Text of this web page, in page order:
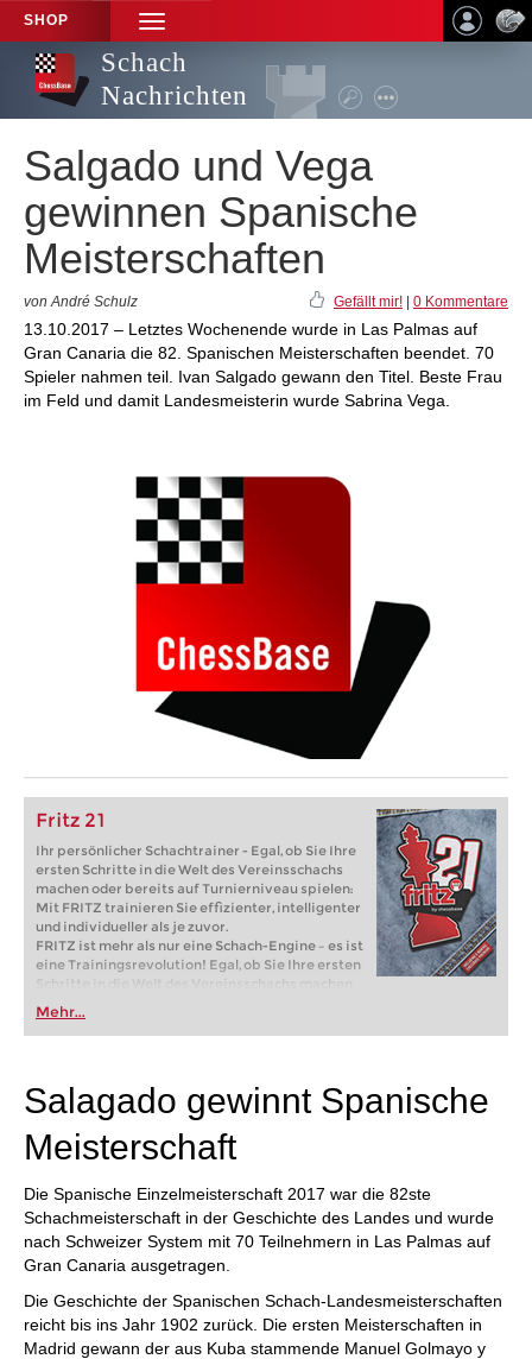
SHOP
TOGGLE
NAVIGATION
Schach
Nachrichten
Salgado und Vega
gewinnen Spanische
Meisterschaften
von André Schulz Gefällt mir! 0 Kommentare
13.10.2017 – Letztes Wochenende wurde in Las Palmas auf
Gran Canaria die 82. Spanischen Meisterschaften beendet. 70
Spieler nahmen teil. Ivan Salgado gewann den Titel. Beste Frau
im Feld und damit Landesmeisterin wurde Sabrina Vega.
Fritz 21
Ihr persönlicher Schachtrainer - Egal, ob Sie Ihre
ersten Schritte in die Welt des Vereinsschachs
machen oder bereits auf Turnierniveau spielen:
Mit FRITZ trainieren Sie effizienter, intelligenter
und individueller als je zuvor.
FRITZ ist mehr als nur eine Schach-Engine – es ist
eine Trainingsrevolution! Egal, ob Sie Ihre ersten
Schritte in die Welt des Vereinsschachs machen
oder bereits auf Turnierniveau spielen: Mit
FRITZ trainieren Sie effizienter, intelligenter und
individueller als je zuvor.
Mehr...
Salagado gewinnt Spanische
Meisterschaft
Die Spanische Einzelmeisterschaft 2017 war die 82ste
Schachmeisterschaft in der Geschichte des Landes und wurde
nach Schweizer System mit 70 Teilnehmern in Las Palmas auf
Gran Canaria ausgetragen.
Die Geschichte der Spanischen Schach-Landesmeisterschaften
reicht bis ins Jahr 1902 zurück. Die ersten Meisterschaften in
Madrid gewann der aus Kuba stammende Manuel Golmayo y